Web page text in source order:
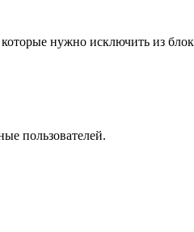
нужно исключить из
пользователей.